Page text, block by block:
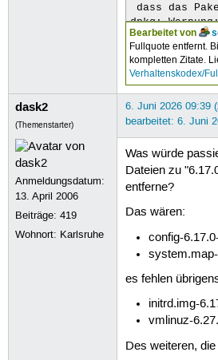
dass das
dpkg:
dass das
dpkg:
dass das
dpkg:
dass das
dpkg:
dass das
dpkg:
dass das
dpkg:
dass das
dpkg:
dass das
dass das
dpkg:
dpkg:
dpkg:
dass das
Entfernen
Bearbeitet von
Fullquote entfernt.
kompletten Zitate.
Verhaltenskodex/
dask2
(Themenstarter)
Anmeldungsdatum:
13. April 2006
Beiträge:419
Wohnort: Karlsruhe
6. Juni 2026 09:39
bearbeitet: 6. Juni
Was würde
Dateien zu
entferne?
Das wären:
config-
es fehlen
initrd.img-
vmlinuz-
Des weiteren,